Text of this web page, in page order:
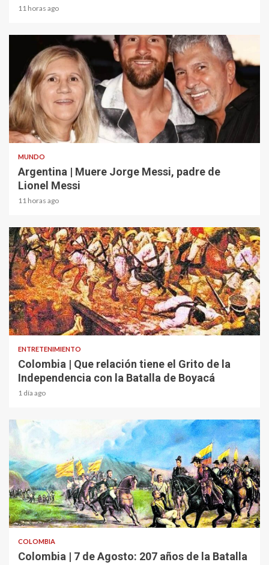
11 horas ago
2 min read
MUNDO
Argentina | Muere Jorge Messi, padre de
Lionel Messi
11 horas ago
1 min read
ENTRETENIMIENTO
Colombia | Que relación tiene el Grito de la
Independencia con la Batalla de Boyacá
1 día ago
2 min read
COLOMBIA
Colombia | 7 de Agosto: 207 años de la Batalla